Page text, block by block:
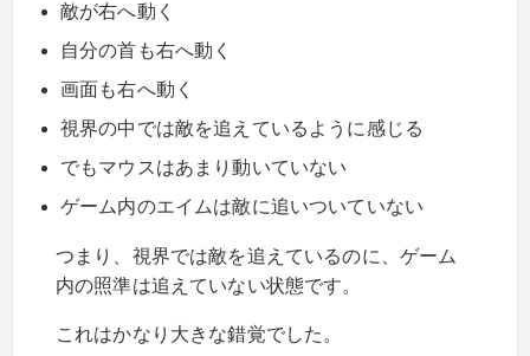
敵が右へ動く
自分の首も右へ動く
画面も右へ動く
視界の中では敵を追えているように感じる
でもマウスはあまり動いていない
ゲーム内のエイムは敵に追いついていない
つまり、視界では敵を追えているのに、ゲーム
内の照準は追えていない状態です。
これはかなり大きな錯覚でした。